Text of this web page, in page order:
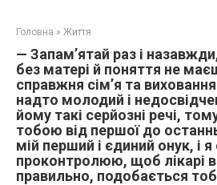
Головна » Життя
— Запам’ятай раз і
без матері й поняття не
справжня сім’я та
надто молодий і
йому такі серйозні речі,
тобою від першої до
мій перший і єдиний онук, і
проконтролюю, щоб лікарі
правильно, подобається